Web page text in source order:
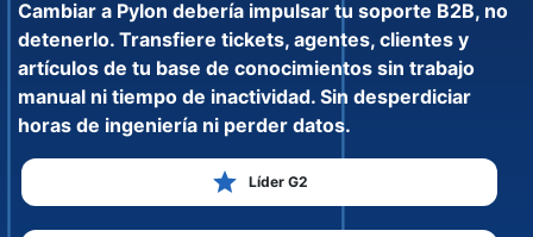
Cambiar a Pylon debería impulsar tu soporte B2B, no
detenerlo. Transfiere tickets, agentes, clientes y
artículos de tu base de conocimientos sin trabajo
manual ni tiempo de inactividad. Sin desperdiciar
horas de ingeniería ni perder datos.
Líder G2